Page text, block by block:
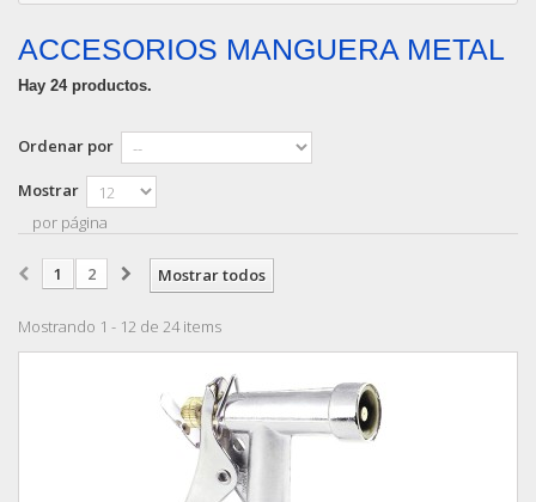
ACCESORIOS MANGUERA METAL
Hay 24 productos.
Ordenar por
Mostrar
por página
Mostrar todos
1 2
Mostrando 1 - 12 de 24 items